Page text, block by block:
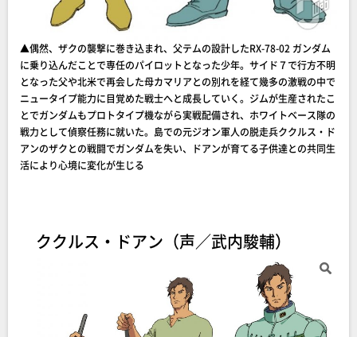
▲偶然、ザクの襲撃に巻き込まれ、父テムの設計したRX-78-02 ガンダム
に乗り込んだことで専任のパイロットとなった少年。サイド７で行方不明
となった父や北米で再会した母カマリアとの別れを経て幾多の激戦の中で
ニュータイプ能力に目覚めた戦士へと成長していく。ジムが生産されたこ
とでガンダムもプロトタイプ機ながら実戦配備され、ホワイトベース隊の
戦力として偵察任務に就いた。島での元ジオン軍人の脱走兵ククルス・ド
アンのザクとの戦闘でガンダムを失い、ドアンが育てる子供達との共同生
活により心境に変化が生じる
ククルス・ドアン（声／武内駿輔）